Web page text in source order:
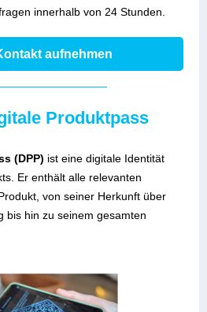
innerhalb von 24 Stunden.
aufnehmen
Produktpass
(DPP) ist eine digitale Identität
Er enthält alle relevanten
von seiner Herkunft über
bis hin zu seinem gesamten